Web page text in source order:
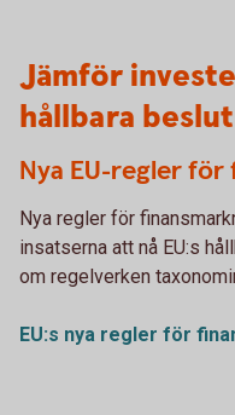
Jämför
hållbara beslut
Nya EU-regler
Nya regler för
insatserna att nå EU:s
om regelverken
EU:s nya regler för